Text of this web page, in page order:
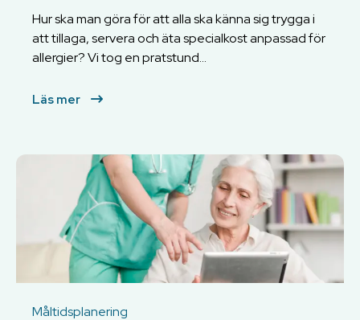
Hur ska man göra för att alla ska känna sig trygga i
att tillaga, servera och äta specialkost anpassad för
allergier? Vi tog en pratstund...
Läs mer
Måltidsplanering